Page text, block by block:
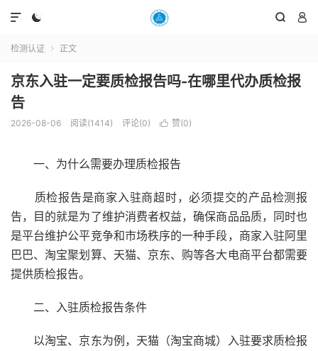
  

检测认证  正文
京东入驻一定要质检报告吗-在哪里代办质检报
告
2026-08-06 阅读(1414) 评论(0)  赞(0)
一、为什么需要办理质检报告
质检报告是商家入驻商超时，必须提交的产品检测报
告，目的就是为了维护消费者权益，确保商品品质，同时也
是平台维护公平竞争和市场秩序的一种手段，商家入驻阿里
巴巴、淘宝聚划算、天猫、京东、购等各大电商平台都需要
提供质检报告。
二、入驻质检报告条件
以淘宝、京东为例，天猫（淘宝商城）入驻要求质检报